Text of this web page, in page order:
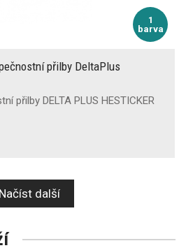
1
barva
přilby DeltaPlus
přilby DELTA PLUS HESTICKER
Načíst další